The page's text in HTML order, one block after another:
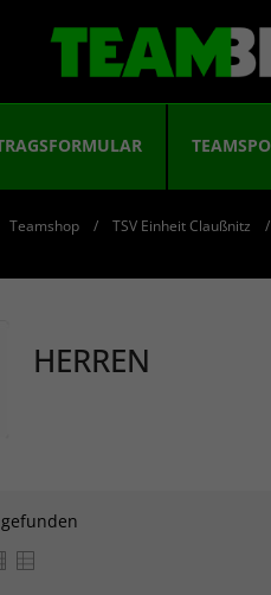
Teamshop TSV Einheit Claußnitz
HERREN